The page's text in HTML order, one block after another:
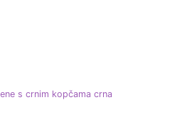
s crnim kopčama crna